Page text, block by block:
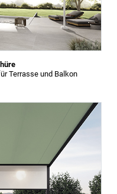
Terrasse und Balkon